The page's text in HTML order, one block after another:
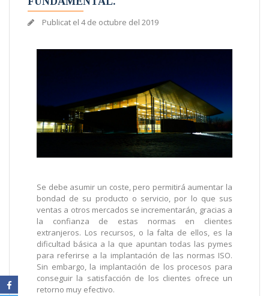
Publicat el 4 de octubre del 2019
Se debe asumir un coste, pero permitirá aumentar la
bondad de su producto o servicio, por lo que sus
ventas a otros mercados se incrementarán, gracias a
la confianza de estas normas en clientes
extranjeros. Los recursos, o la falta de ellos, es la
dificultad básica a la que apuntan todas las pymes
para referirse a la implantación de las normas ISO.
Sin embargo, la implantación de los procesos para
conseguir la satisfacción de los clientes ofrece un
retorno muy efectivo.